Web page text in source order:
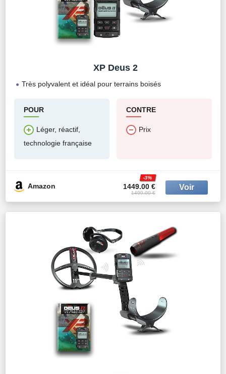
XP Deus 2
Très polyvalent et idéal pour terrains boisés
POUR
Léger, réactif,
technologie française
CONTRE
Prix
Amazon 1449.00 €
-3%
1499.00 €